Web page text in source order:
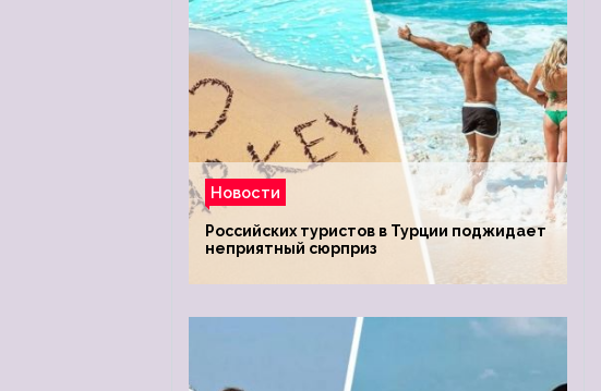
Новости
Российских туристов в Турции поджидает
неприятный сюрприз